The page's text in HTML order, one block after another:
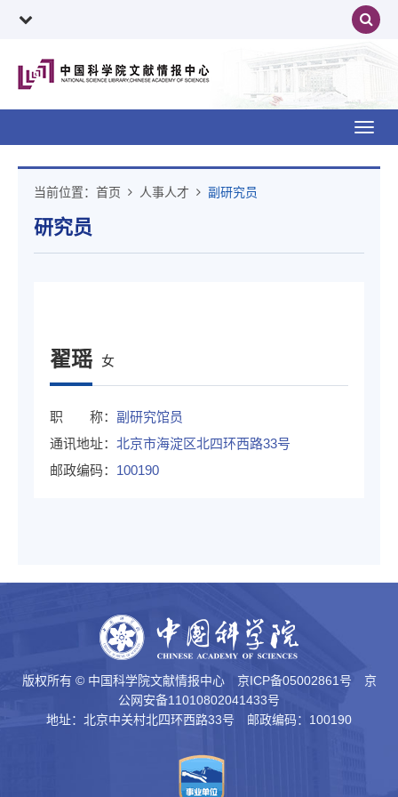
当前位置： 首页 人事人才 副研究员
研究员
翟瑶 女
职 称： 副研究馆员
通讯地址： 北京市海淀区北四环西路33号
邮政编码： 100190
版权所有 © 中国科学院文献情报中心 京ICP备05002861号 京
公网安备11010802041433号
地址：北京中关村北四环西路33号 邮政编码：100190